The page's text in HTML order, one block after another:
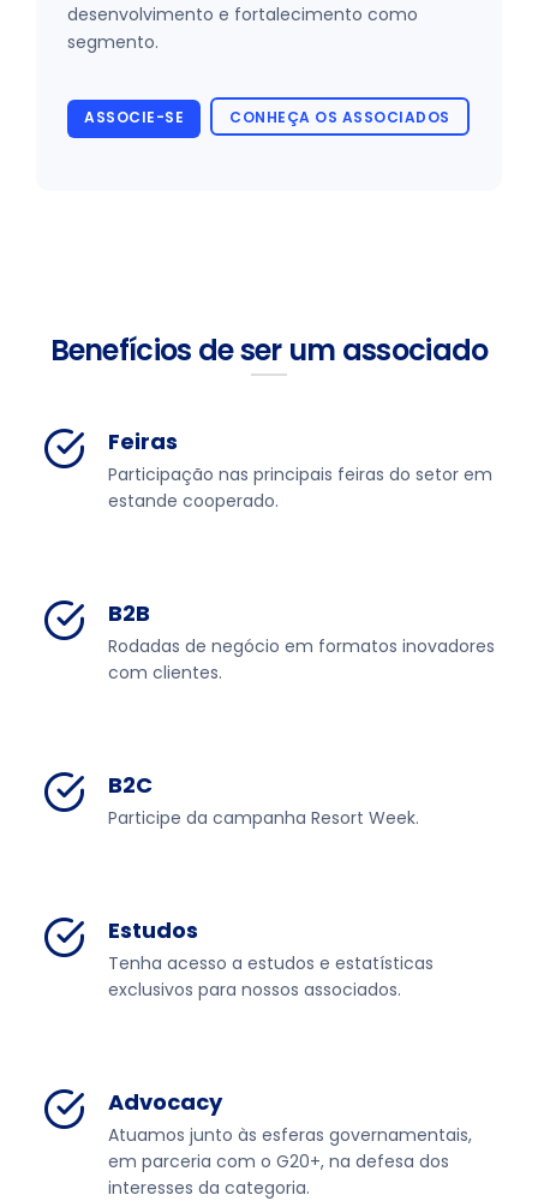
desenvolvimento e fortalecimento como
segmento.
ASSOCIE-SE CONHEÇA OS ASSOCIADOS
Benefícios de ser um associado
Feiras
Participação nas principais feiras do setor em
estande cooperado.
B2B
Rodadas de negócio em formatos inovadores
com clientes.
B2C
Participe da campanha Resort Week.
Estudos
Tenha acesso a estudos e estatísticas
exclusivos para nossos associados.
Advocacy
Atuamos junto às esferas governamentais,
em parceria com o G20+, na defesa dos
interesses da categoria.